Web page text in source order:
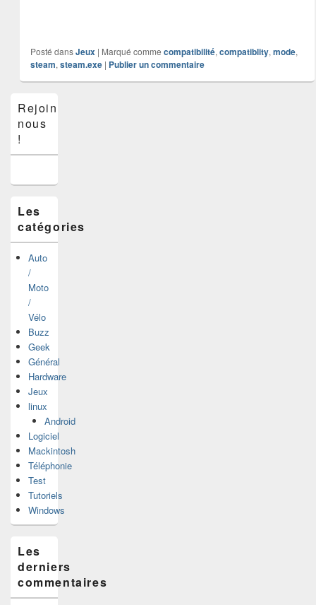
Posté dans Jeux | Marqué comme compatibilité, compatiblity, mode,
steam, steam.exe | Publier un commentaire
principale
de
widget
latérale
Rejoins-
nous
!
Les
catégories
Auto
/
Moto
/
Vélo
Buzz
Geek
Général
Hardware
Jeux
linux
Android
Logiciel
Mackintosh
Téléphonie
Test
Tutoriels
Windows
Les
derniers
commentaires